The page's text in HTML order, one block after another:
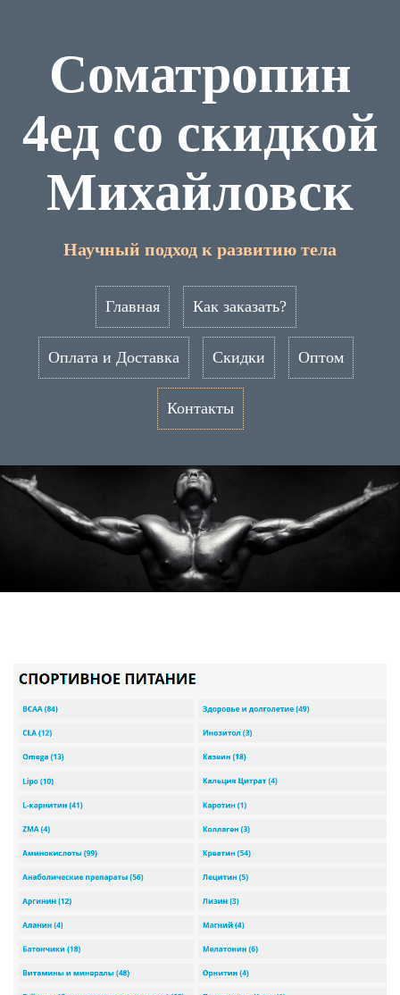
Cоматропин
4ед со скидкой
Михайловск
Научный подход к развитию тела
Главная Как заказать?
Оплата и Доставка Скидки Оптом
Контакты